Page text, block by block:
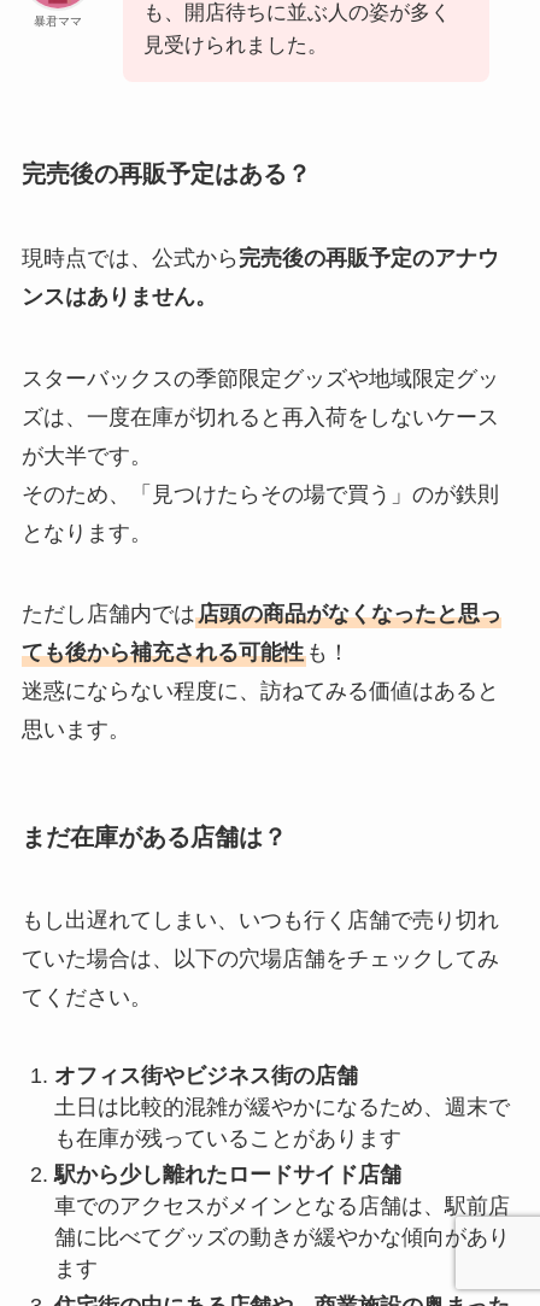
暴君ママ
も、開店待ちに並ぶ人の姿が多く
見受けられました。
完売後の再販予定はある？
現時点では、公式から 完売後の再販予定のアナウ
ンスはありません。
スターバックスの季節限定グッズや地域限定グッ
ズは、一度在庫が切れると再入荷をしないケース
が大半です。
そのため、「見つけたらその場で買う」のが鉄則
となります。
ただし店舗内では店頭の商品がなくなったと思っ
ても後から補充される可能性も！
迷惑にならない程度に、訪ねてみる価値はあると
思います。
まだ在庫がある店舗は？
もし出遅れてしまい、いつも行く店舗で売り切れ
ていた場合は、以下の穴場店舗をチェックしてみ
てください。
オフィス街やビジネス街の店舗
土日は比較的混雑が緩やかになるため、週末で
も在庫が残っていることがあります
駅から少し離れたロードサイド店舗
車でのアクセスがメインとなる店舗は、駅前店
舗に比べてグッズの動きが緩やかな傾向があり
ます